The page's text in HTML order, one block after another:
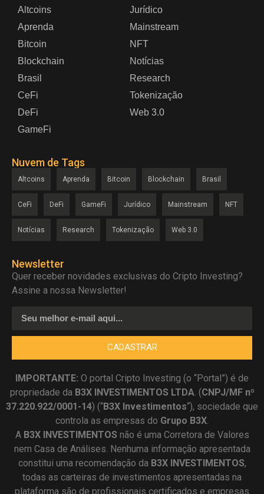
Altcoins
Aprenda
Bitcoin
Blockchain
Brasil
CeFi
DeFi
GameFi
Jurídico
Mainstream
NFT
Notícias
Research
Tokenização
Web 3.0
Nuvem de Tags
Altcoins Aprenda Bitcoin Blockchain Brasil
CeFi DeFi GameFi Jurídico Mainstream NFT
Notícias Research Tokenização Web 3.0
Newsletter
Quer receber novidades exclusivas do Cripto Investing?
Assine a nossa Newsletter!
CADASTRAR
IMPORTANTE: O portal Cripto Investing (o “Portal”) é de
propriedade da B3X INVESTIMENTOS LTDA . (CNPJ/MF nº
37.220.922/0001-14) (“B3X Investimentos“), sociedade que
controla as empresas do Grupo B3X
A B3X INVESTIMENTOS não é uma Corretora de Valores
nem Casa de Análises. Nenhuma informação apresentada
constitui uma recomendação da B3X INVESTIMENTOS,
todas as carteiras de investimentos apresentadas na
plataforma são de profissionais certificados e empresas